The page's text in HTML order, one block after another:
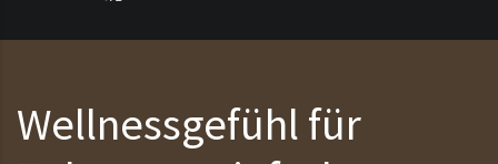
Wellnessgefühl für